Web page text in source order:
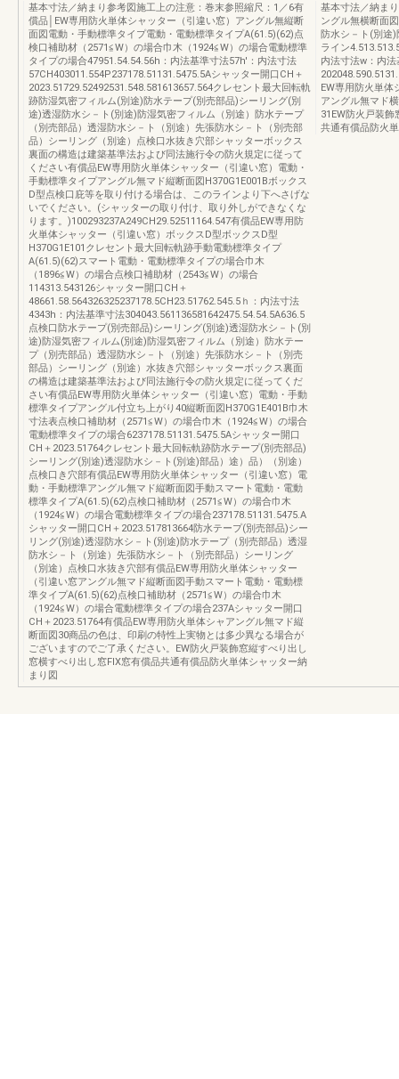
基本寸法／納まり参考図施工上の注意：巻末参照縮尺：1／6有
償品│EW専用防火単体シャッター（引違い窓）アングル無縦断
面図電動・手動標準タイプ電動・電動標準タイプA(61.5)(62)点
検口補助材（2571≦W）の場合巾木（1924≦W）の場合電動標準
タイプの場合47951.54.54.56h：内法基準寸法57h'：内法寸法
57CH403011.554P237178.51131.5475.5Aシャッター開口CH＋
2023.51729.52492531.548.581613657.564クレセント最大回転軌
跡防湿気密フィルム(別途)防水テープ(別売部品)シーリング(別
途)透湿防水シ－ト(別途)防湿気密フィルム（別途）防水テープ
（別売部品）透湿防水シ－ト（別途）先張防水シ－ト（別売部
品）シーリング（別途）点検口水抜き穴部シャッターボックス
裏面の構造は建築基準法および同法施行令の防火規定に従って
ください有償品EW専用防火単体シャッター（引違い窓）電動・
手動標準タイプアングル無マド縦断面図H370G1E001Bボックス
D型点検口庇等を取り付ける場合は、このラインより下へさげな
いでください。(シャッターの取り付け、取り外しができなくな
ります。)100293237A249CH29.52511164.547有償品EW専用防
火単体シャッター（引違い窓）ボックスD型ボックスD型
H370G1E101クレセント最大回転軌跡手動電動標準タイプ
A(61.5)(62)スマート電動・電動標準タイプの場合巾木
（1896≦W）の場合点検口補助材（2543≦W）の場合
114313.543126シャッター開口CH＋
48661.58.564326325237178.5CH23.51762.545.5ｈ：内法寸法
4343h：内法基準寸法304043.561136581642475.54.54.5A636.5
点検口防水テープ(別売部品)シーリング(別途)透湿防水シ－ト(別
途)防湿気密フィルム(別途)防湿気密フィルム（別途）防水テー
プ（別売部品）透湿防水シ－ト（別途）先張防水シ－ト（別売
部品）シーリング（別途）水抜き穴部シャッターボックス裏面
の構造は建築基準法および同法施行令の防火規定に従ってくだ
さい有償品EW専用防火単体シャッター（引違い窓）電動・手動
標準タイプアングル付立ち上がり40縦断面図H370G1E401B巾木
寸法表点検口補助材（2571≦W）の場合巾木（1924≦W）の場合
電動標準タイプの場合6237178.51131.5475.5Aシャッター開口
CH＋2023.51764クレセント最大回転軌跡防水テープ(別売部品)
シーリング(別途)透湿防水シ－ト(別途)部品）途）品）（別途）
点検口き穴部有償品EW専用防火単体シャッター（引違い窓）電
動・手動標準アングル無マド縦断面図手動スマート電動・電動
標準タイプA(61.5)(62)点検口補助材（2571≦W）の場合巾木
（1924≦W）の場合電動標準タイプの場合237178.51131.5475.A
シャッター開口CH＋2023.517813664防水テープ(別売部品)シー
リング(別途)透湿防水シ－ト(別途)防水テープ（別売部品）透湿
防水シ－ト（別途）先張防水シ－ト（別売部品）シーリング
（別途）点検口水抜き穴部有償品EW専用防火単体シャッター
（引違い窓アングル無マド縦断面図手動スマート電動・電動標
準タイプA(61.5)(62)点検口補助材（2571≦W）の場合巾木
（1924≦W）の場合電動標準タイプの場合237Aシャッター開口
CH＋2023.51764有償品EW専用防火単体シャアングル無マド縦
断面図30商品の色は、印刷の特性上実物とは多少異なる場合が
ございますのでご了承ください。EW防火戸装飾窓縦すべり出し
窓横すべり出し窓FIX窓有償品共通有償品防火単体シャッター納
まり図
基本寸法／納ま
ングル無横断面
防水シ－ト(別途
ライン
内法寸法w：内
EW専用防火単体
アングル無マド
31EW防火戸装
共通有償品防火